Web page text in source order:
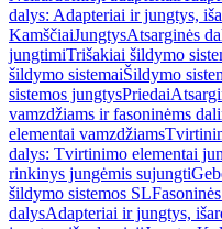
dalys: Adapteriai ir jungtys,
KamščiaiJungtysAtsarginės
jungtimiTrišakiai šildymo
šildymo sistemaiŠildymo
sistemos jungtysPriedai
vamzdžiams ir fasoninėms
elementai vamzdžiams
dalys: Tvirtinimo elementai
rinkinys jungėmis sujungti
šildymo sistemos SL
dalysAdapteriai ir jungtys,